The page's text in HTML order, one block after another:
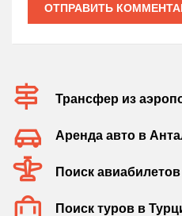
ОТПРАВИТЬ
Трансфер из
Аренда авто в
Поиск авиабилетов
Поиск туров в